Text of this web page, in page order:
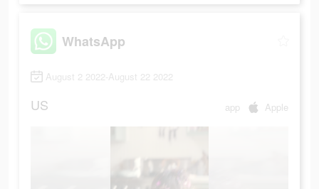
WhatsApp
August 2 2022-August 22 2022
US app Apple